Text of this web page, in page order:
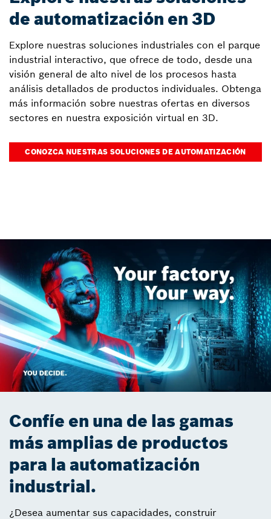
de automatización en 3D
Explore nuestras soluciones industriales con el parque
industrial interactivo, que ofrece de todo, desde una
visión general de alto nivel de los procesos hasta
análisis detallados de productos individuales. Obtenga
más información sobre nuestras ofertas en diversos
sectores en nuestra exposición virtual en 3D.
CONOZCA NUESTRAS SOLUCIONES DE AUTOMATIZACIÓN
Confíe en una de las gamas
más amplias de productos
para la automatización
industrial.
¿Desea aumentar sus capacidades, construir